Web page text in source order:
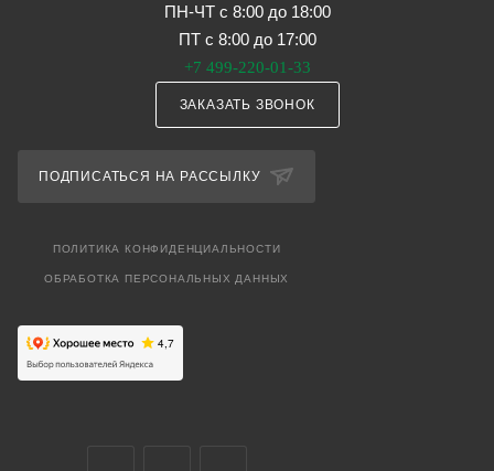
ПН-ЧТ с 8:00 до 18:00
ПТ с 8:00 до 17:00
+7 499-220-01-33
ЗАКАЗАТЬ ЗВОНОК
ПОДПИСАТЬСЯ НА РАССЫЛКУ
ПОЛИТИКА КОНФИДЕНЦИАЛЬНОСТИ
ОБРАБОТКА ПЕРСОНАЛЬНЫХ ДАННЫХ